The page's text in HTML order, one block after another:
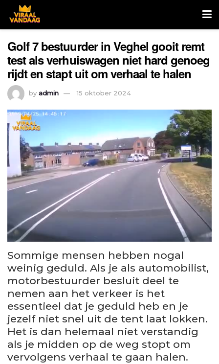
Golf 7 bestuurder in Veghel gooit remt
test als verhuiswagen niet hard genoeg
rijdt en stapt uit om verhaal te halen
by admin 15 oktober 2024
Sommige mensen hebben nogal
weinig geduld. Als je als automobilist,
motorbestuurder besluit deel te
nemen aan het verkeer is het
essentieel dat je geduld heb en je
jezelf niet snel uit de tent laat lokken.
Het is dan helemaal niet verstandig
als je midden op de weg stopt om
vervolgens verhaal te gaan halen.